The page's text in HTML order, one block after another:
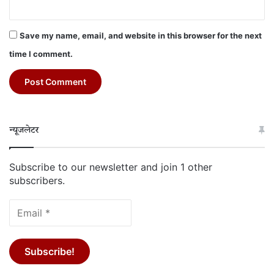
Save my name, email, and website in this browser for the next
time I comment.
न्यूजलेटर
Subscribe to our newsletter and join 1 other
subscribers.